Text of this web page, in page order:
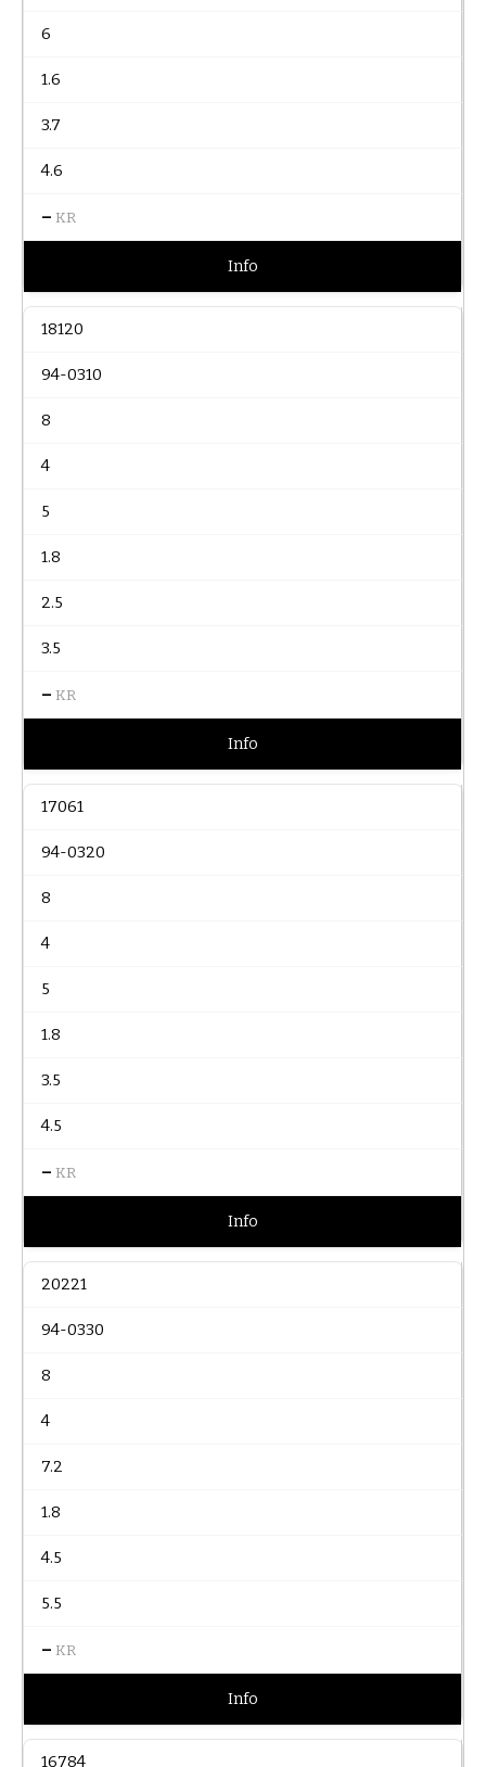
6
1.6
3.7
4.6
– KR
Info
18120
94-0310
8
4
5
1.8
2.5
3.5
– KR
Info
17061
94-0320
8
4
5
1.8
3.5
4.5
– KR
Info
20221
94-0330
8
4
7.2
1.8
4.5
5.5
– KR
Info
16784